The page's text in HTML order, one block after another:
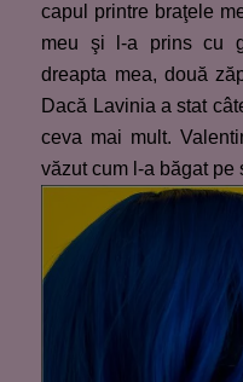
capul printre braţele
meu şi l-a prins cu
dreapta mea, două
Dacă Lavinia a stat
ceva mai mult.
văzut cum l-a băgat pe